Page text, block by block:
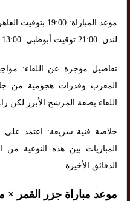
لندن. 21:00 توقيت أبوظبي. 13:00 بتوقيت نيويورك ظهرًا.
تفاصيل موجزة عن اللقاء:
المغرب وقدرات هجومية من
اللقاء بصفة المرشح الأبرز لكن
خلاصة فنية سريعة: اعتمد على
المباريات بين هذه النوعية
الدقائق الأخيرة.
موعد مباراة جزر القمر ×